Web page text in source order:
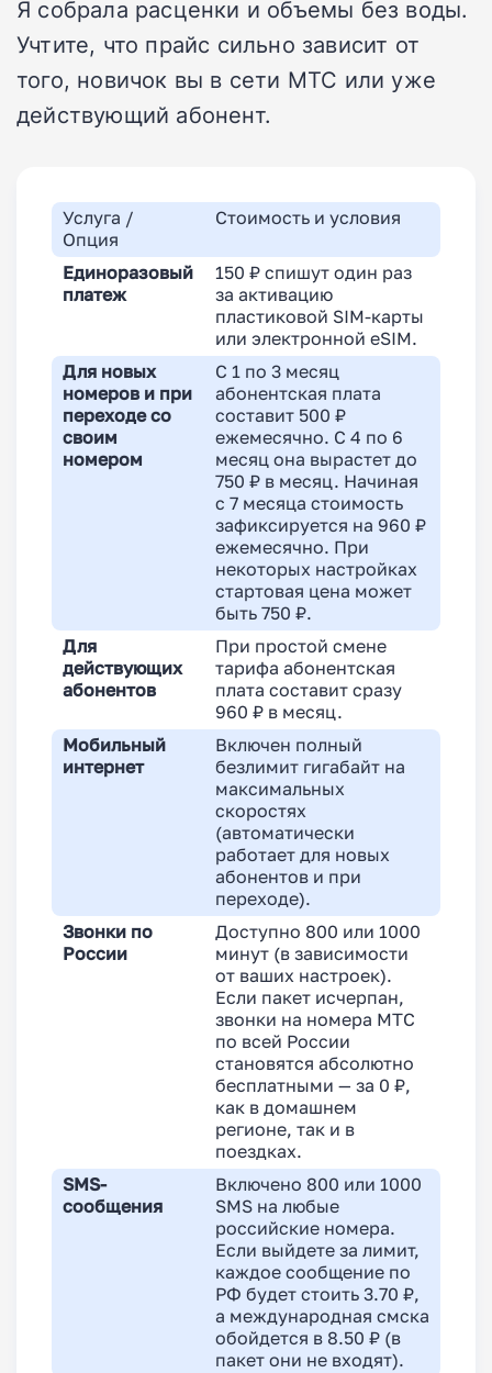
Я собрала расценки и объемы без воды.
Учтите, что прайс сильно зависит от
того, новичок вы в сети МТС или уже
действующий абонент.
Услуга /
Опция
Стоимость и условия
Единоразовый
платеж
150 ₽ спишут один раз
за активацию
пластиковой SIM-карты
или электронной eSIM.
Для новых
номеров и при
переходе со
своим
номером
С 1 по 3 месяц
абонентская плата
составит 500 ₽
ежемесячно. С 4 по 6
месяц она вырастет до
750 ₽ в месяц. Начиная
с 7 месяца стоимость
зафиксируется на 960 ₽
ежемесячно. При
некоторых настройках
стартовая цена может
быть 750 ₽.
Для
действующих
абонентов
При простой смене
тарифа абонентская
плата составит сразу
960 ₽ в месяц.
Мобильный
интернет
Включен полный
безлимит гигабайт на
максимальных
скоростях
(автоматически
работает для новых
абонентов и при
переходе).
Звонки по
России
Доступно 800 или 1000
минут (в зависимости
от ваших настроек).
Если пакет исчерпан,
звонки на номера МТС
по всей России
становятся абсолютно
бесплатными — за 0 ₽,
как в домашнем
регионе, так и в
поездках.
SMS-
сообщения
Включено 800 или 1000
SMS на любые
российские номера.
Если выйдете за лимит,
каждое сообщение по
РФ будет стоить 3.70 ₽,
а международная смска
обойдется в 8.50 ₽ (в
пакет они не входят).